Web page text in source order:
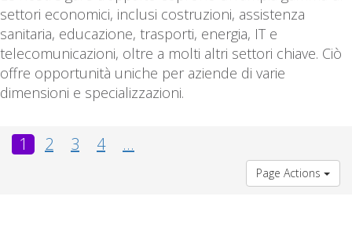
settori economici, inclusi costruzioni, assistenza
sanitaria, educazione, trasporti, energia, IT e
telecomunicazioni, oltre a molti altri settori chiave. Ciò
offre opportunità uniche per aziende di varie
dimensioni e specializzazioni.
1 2 3 4 ...
Page Actions